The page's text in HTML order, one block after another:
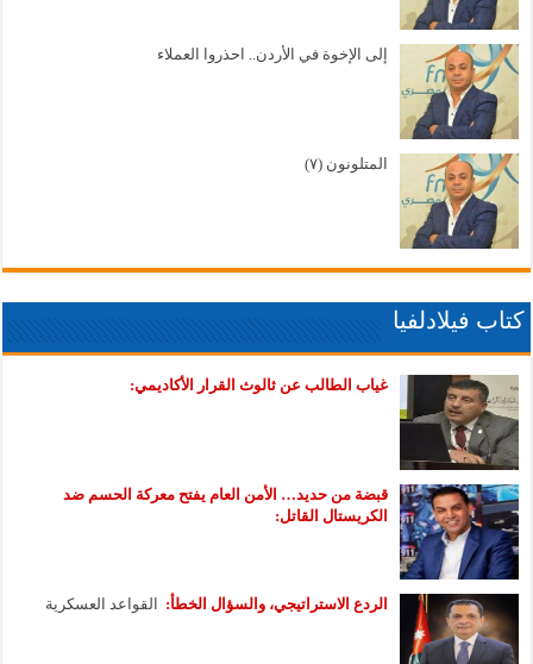
إلى الإخوة في الأردن.. احذروا العملاء
المتلونون (٧)
كتاب فيلادلفيا
غياب الطالب عن ثالوث القرار الأكاديمي:
قبضة من حديد… الأمن العام يفتح معركة الحسم ضد
الكريستال القاتل:
الردع الاستراتيجي، والسؤال الخطأ: القواعد العسكرية